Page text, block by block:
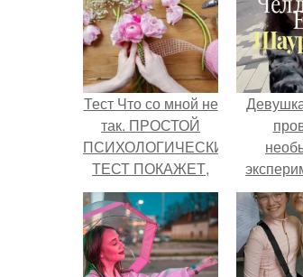
Тест Что со мной не
так. ПРОСТОЙ
ПСИХОЛОГИЧЕСКИЙ
ТЕСТ ПОКАЖЕТ,
ЧТО ПРОИСХОДИТ
В ВАШЕМ
ПОДСОЗНАНИИ
дней
одной